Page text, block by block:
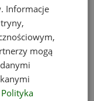
Informacje
mogą
Polityka